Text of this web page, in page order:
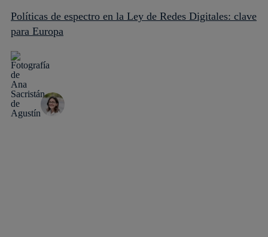
Políticas de espectro en la Ley de Redes Digitales: clave
para Europa